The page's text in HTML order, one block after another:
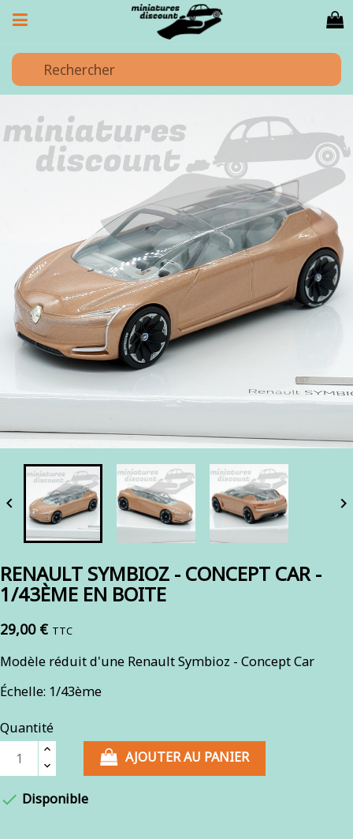
 
RENAULT SYMBIOZ - CONCEPT CAR -
1/43ÈME EN BOITE
29,00 € TTC
Modèle réduit d'une Renault Symbioz - Concept Car
Échelle: 1/43ème
Quantité
AJOUTER AU PANIER
 Disponible